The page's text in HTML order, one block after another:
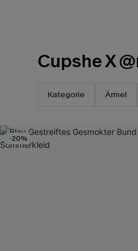
Cupshe X
Kategorie Ärmel
-20%